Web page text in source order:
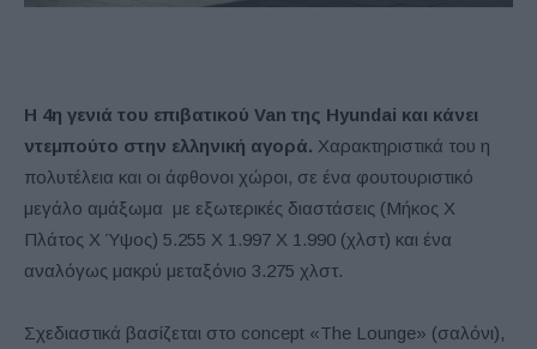
Η 4η γενιά του επιβατικού Van της Hyundai και κάνει
ντεμπούτο στην ελληνική αγορά. Χαρακτηριστικά του η
πολυτέλεια και οι άφθονοι χώροι, σε ένα φουτουριστικό
μεγάλο αμάξωμα με εξωτερικές διαστάσεις (Μήκος Χ
Πλάτος Χ Ύψος) 5.255 Χ 1.997 Χ 1.990 (χλστ) και ένα
αναλόγως μακρύ μεταξόνιο 3.275 χλστ.
Σχεδιαστικά βασίζεται στο concept «The Lounge» (σαλόνι),